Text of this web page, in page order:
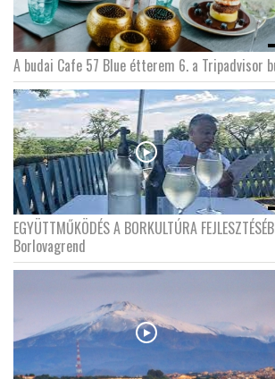
A budai Cafe 57 Blue étterem 6. a Tripadvisor
EGYÜTTMŰKÖDÉS A BORKULTÚRA
Borlovagrend